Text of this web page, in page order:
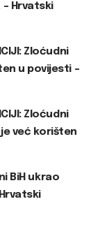
Hrvatski
Zloćudni
u povijesti –
Zloćudni
već korišten
BiH ukrao